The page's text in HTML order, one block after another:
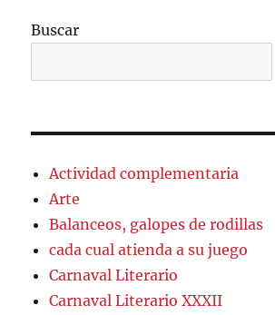
Buscar
Actividad complementaria
Arte
Balanceos, galopes de rodillas
cada cual atienda a su juego
Carnaval Literario
Carnaval Literario XXXII